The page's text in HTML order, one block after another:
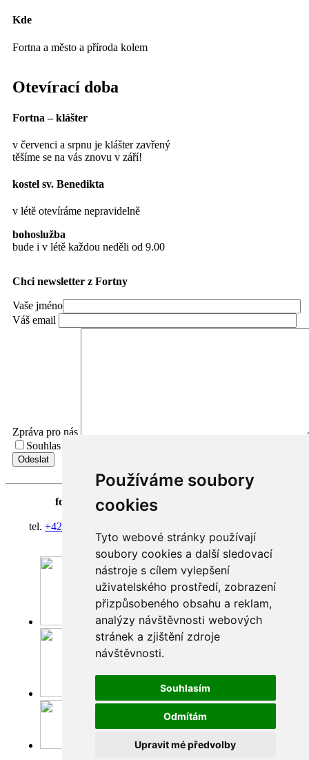
Používáme soubory
cookies
Tyto webové stránky používají
soubory cookies a další sledovací
nástroje s cílem vylepšení
uživatelského prostředí, zobrazení
přizpůsobeného obsahu a reklam,
analýzy návštěvnosti webových
stránek a zjištění zdroje
návštěvnosti.
Souhlasím
Odmítám
Upravit mé předvolby
Kde
Fortna a město a příroda kolem
Otevírací doba
Fortna – klášter
v červenci a srpnu je klášter zavřený
těšíme se na vás znovu v září!
kostel sv. Benedikta
v létě otevíráme nepravidelně
bohoslužba
bude i v létě každou neděli od 9.00
Chci newsletter z Fortny
Vaše jméno
Váš email
Zpráva pro nás
Souhlas se zpracováním osobních údajů.
fortna
| Hradčanské nám. 3/184 | 118 00 Praha 1
Klášter Hradčany Řádu bosých karmelitánů
tel. +420 603 428 601
fortna@fortna.eu
Facebook
Youtube